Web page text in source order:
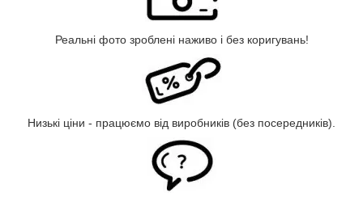
Реальні фото зроблені наживо і без коригувань!
Низькі ціни - працюємо від виробників (без посередників).